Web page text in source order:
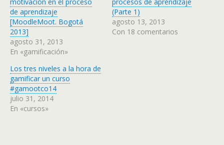
de aprendizaje
[MoodleMoot. Bogotá
2013]
agosto 31, 2013
En «gamificación»
(Parte 1)
agosto 13, 2013
Con 18 comentarios
Los tres niveles a la hora de
gamificar un curso
#gamootco14
julio 31, 2014
En «cursos»